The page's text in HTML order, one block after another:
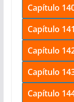
Capítulo
Capítulo 141
Capítulo
Capítulo
Capítulo